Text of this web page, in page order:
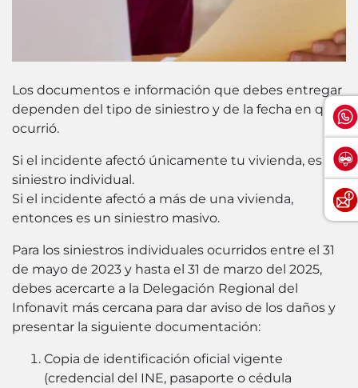
Los documentos e información que debes entregar
dependen del tipo de siniestro y de la fecha en que
ocurrió.
Si el incidente afectó únicamente tu vivienda, es un
siniestro individual.
Si el incidente afectó a más de una vivienda,
entonces es un siniestro masivo.
Para los siniestros individuales ocurridos entre el 31
de mayo de 2023 y hasta el 31 de marzo del 2025,
debes acercarte a la Delegación Regional del
Infonavit más cercana para dar aviso de los daños y
presentar la siguiente documentación:
Copia de identificación oficial vigente
(credencial del INE, pasaporte o cédula